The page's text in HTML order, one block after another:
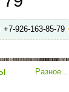
+7-926-163-85-79
Разное...